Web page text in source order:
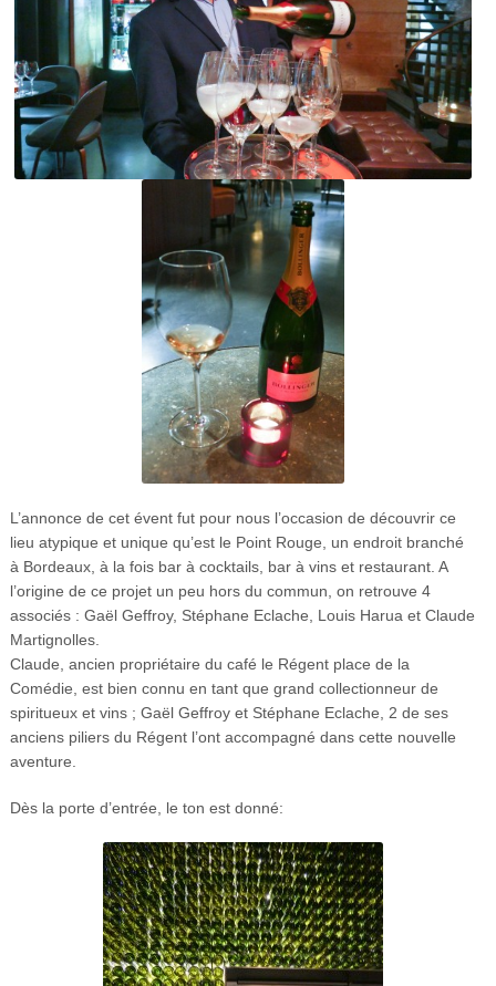
L’annonce de cet évent fut pour nous l’occasion de découvrir ce
lieu atypique et unique qu’est le Point Rouge, un endroit branché
à Bordeaux, à la fois bar à cocktails, bar à vins et restaurant. A
l’origine de ce projet un peu hors du commun, on retrouve 4
associés : Gaël Geffroy, Stéphane Eclache, Louis Harua et Claude
Martignolles.
Claude, ancien propriétaire du café le Régent place de la
Comédie, est bien connu en tant que grand collectionneur de
spiritueux et vins ; Gaël Geffroy et Stéphane Eclache, 2 de ses
anciens piliers du Régent l’ont accompagné dans cette nouvelle
aventure.
Dès la porte d’entrée, le ton est donné: